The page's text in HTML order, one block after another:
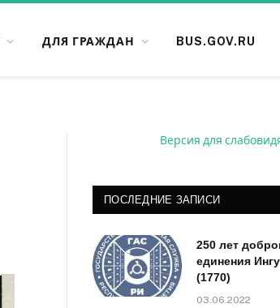
ДЛЯ ГРАЖДАН BUS.GOV.RU
Версия для
ПОСЛЕДНИЕ ЗАПИСИ
250 лет
единения
(1770)
03.06.2022